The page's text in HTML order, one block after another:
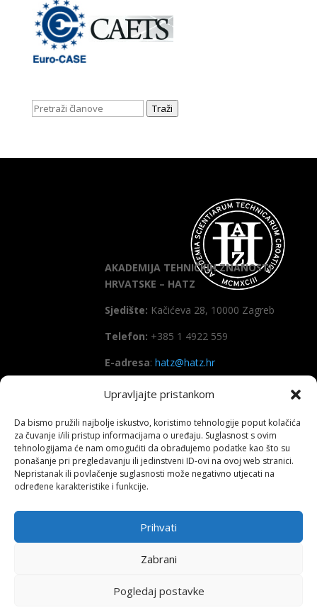
Upravljajte pristankom
Da bismo pružili najbolje iskustvo, koristimo tehnologije poput kolačića
za čuvanje i/ili pristup informacijama o uređaju. Suglasnost s ovim
tehnologijama će nam omogućiti da obrađujemo podatke kao što su
ponašanje pri pregledavanju ili jedinstveni ID-ovi na ovoj web stranici.
Nepristanak ili povlačenje suglasnosti može negativno utjecati na
određene karakteristike i funkcije.
Prihvati
Zabrani
Pogledaj postavke
Traži
AKADEMIJA TEHNIČKIH ZNANOSTI
HRVATSKE – HATZ
Sjedište: Kačićeva 28, 10000 Zagreb
Telefon: +385 1 4922 559
E-adresa: hatz@hatz.hr
OIB: 89465386965
IBAN HR7923600001101573628
(Zagrebačka banka d.d)
SWIFT: ZABAHR2X
Copyright All right reserved HATZ – 2026